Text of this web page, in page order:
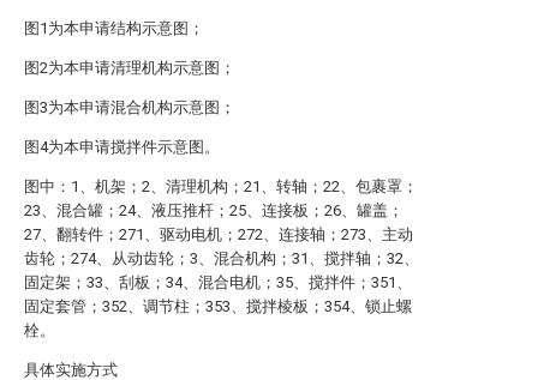
图1为本申请结构示意图；
图2为本申请清理机构示意图；
图3为本申请混合机构示意图；
图4为本申请搅拌件示意图。
图中：1、机架；2、清理机构；21、转轴；22、包裹罩；
23、混合罐；24、液压推杆；25、连接板；26、罐盖；
27、翻转件；271、驱动电机；272、连接轴；273、主动
齿轮；274、从动齿轮；3、混合机构；31、搅拌轴；32、
固定架；33、刮板；34、混合电机；35、搅拌件；351、
固定套管；352、调节柱；353、搅拌棱板；354、锁止螺
栓。
具体实施方式